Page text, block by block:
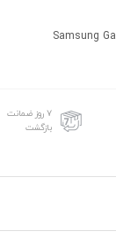
۷ روز ضمانت
بازگشت